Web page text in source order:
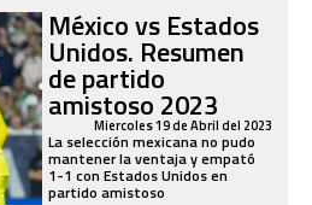
México vs Estados
Unidos. Resumen
de partido
amistoso 2023
Miercoles 19 de Abril del 2023
La selección mexicana no pudo
mantener la ventaja y empató
1-1 con Estados Unidos en
partido amistoso